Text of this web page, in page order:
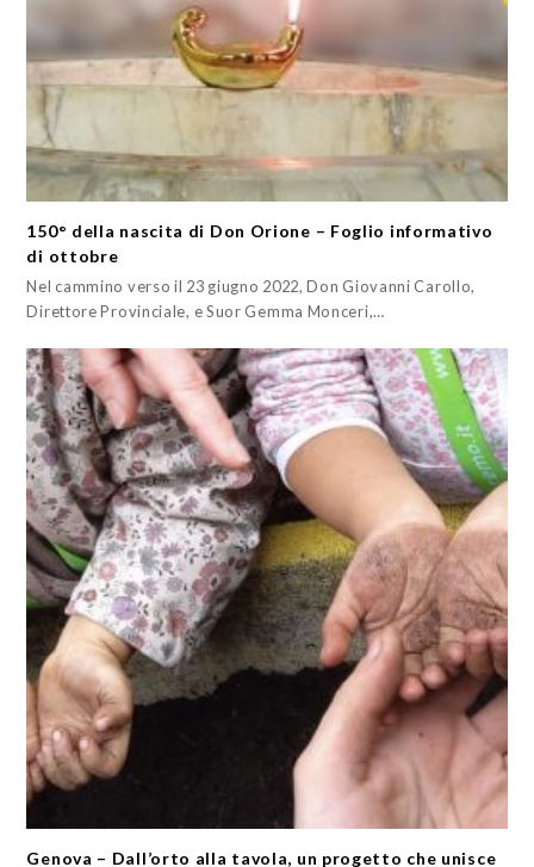
150° della nascita di Don Orione – Foglio informativo
di ottobre
Nel cammino verso il 23 giugno 2022, Don Giovanni Carollo,
Direttore Provinciale, e Suor Gemma Monceri,…
Genova – Dall’orto alla tavola, un progetto che unisce